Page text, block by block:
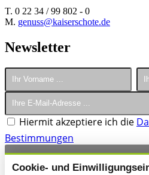
T. 0 22 34 / 99 802 - 0
M. genuss@kaiserschote.de
Newsletter
Hiermit akzeptiere ich die
Bestimmungen
Cookie- und